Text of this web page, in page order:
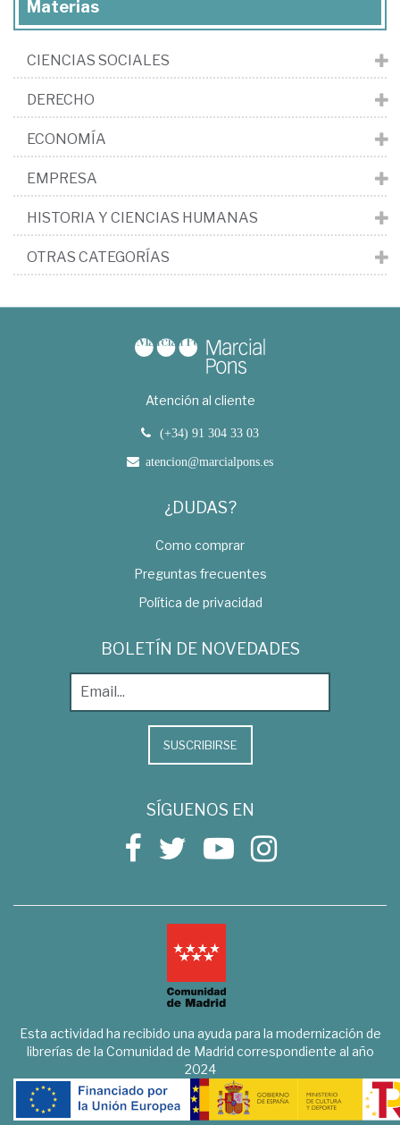
Materias
CIENCIAS SOCIALES
DERECHO
ECONOMÍA
EMPRESA
HISTORIA Y CIENCIAS HUMANAS
OTRAS CATEGORÍAS
Atención al cliente
(+34) 91 304 33 03
atencion@marcialpons.es
¿DUDAS?
Como comprar
Preguntas frecuentes
Política de privacidad
BOLETÍN DE NOVEDADES
SUSCRIBIRSE
SÍGUENOS EN
Esta actividad ha recibido una ayuda para la modernización de
librerías de la Comunidad de Madrid correspondiente al año
2024